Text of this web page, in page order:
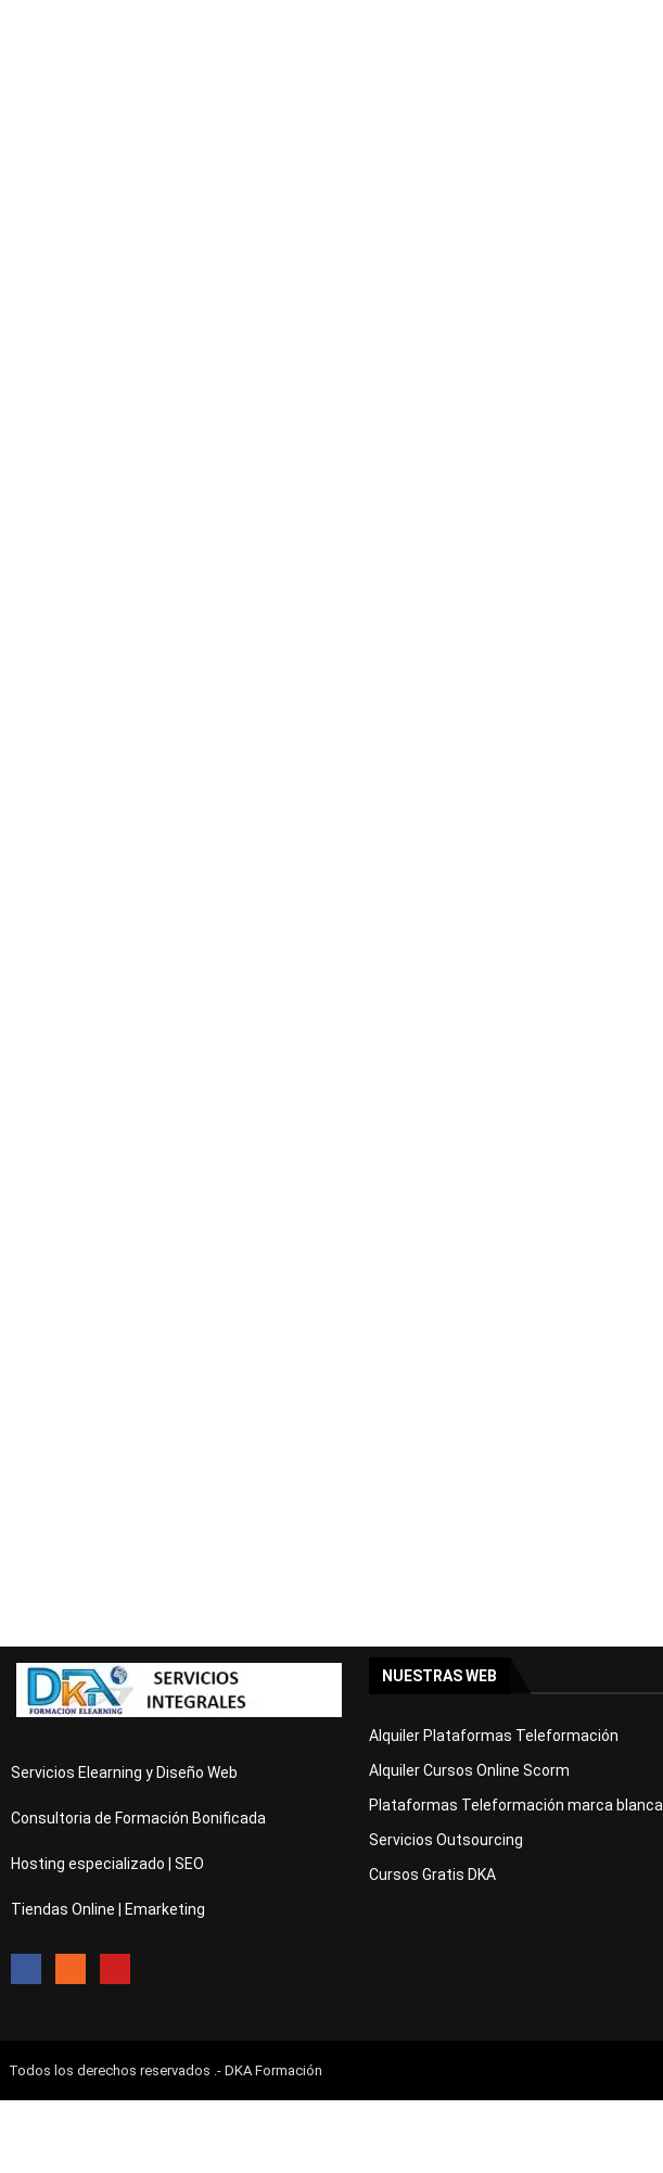
Servicios Elearning y Diseño Web
Consultoria de Formación Bonificada
Hosting especializado | SEO
Tiendas Online | Emarketing
NUESTRAS WEB
Alquiler Plataformas Teleformación
Alquiler Cursos Online Scorm
Plataformas Teleformación marca blanca
Servicios Outsourcing
Cursos Gratis DKA
Todos los derechos reservados .- DKA Formación